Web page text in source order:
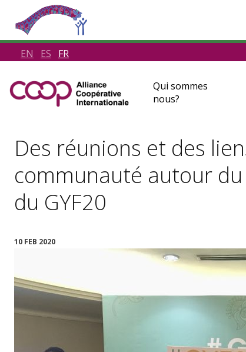
EN ES FR
Qui sommes
nous?
Des réunions et des
communauté autour du
du GYF20
10 FEB 2020